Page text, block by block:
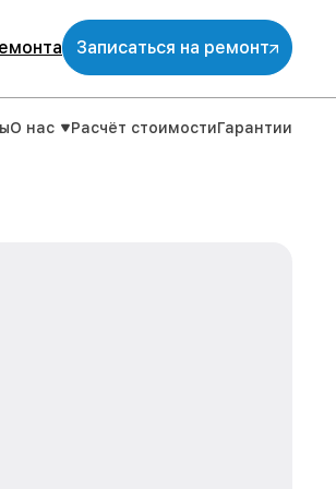
Записаться на ремонт
О нас Расчёт стоимостиГарантии